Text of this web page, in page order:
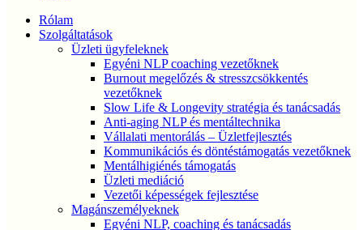
Rólam
Szolgáltatások
Üzleti ügyfeleknek
Egyéni NLP coaching vezetőknek
Burnout megelőzés & stresszcsökkentés
vezetőknek
Slow Life & Longevity stratégia és tanácsadás
Anti-aging NLP és mentáltechnika
Vállalati mentorálás – Üzletfejlesztés
Kommunikációs és döntéstámogatás vezetőknek
Mentálhigiénés támogatás
Üzleti mediáció
Vezetői képességek fejlesztése
Magánszemélyeknek
Egyéni NLP, coaching és tanácsadás